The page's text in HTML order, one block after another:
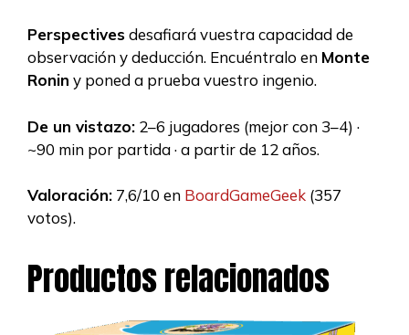
Perspectivesdesafiará vuestra capacidad de
observación y deducción. Encuéntralo en Monte
Ronin y poned a prueba vuestro ingenio.
De un vistazo: 2–6 jugadores (mejor con 3–4) ·
~90 min por partida · a partir de 12 años.
Valoración: 7,6/10 en BoardGameGeek (357
votos).
Productos relacionados